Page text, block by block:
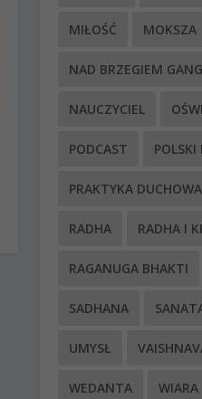
MIŁOŚĆ MOKSZA
NAD BRZEGIEM
NAUCZYCIEL
PODCAST POLSKI
PRAKTYKA DUCHOWA
RADHA RADHA I
RAGANUGA BHAKTI
SADHANA
UMYSŁ
WEDANTA WIARA